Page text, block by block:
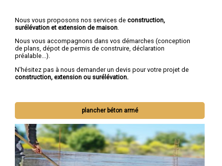
Nous vous proposons nos services de construction,
surélévation et extension de maison
Nous vous accompagnons dans vos démarches (conception
de plans, dépot de permis de construire, déclaration
préalable...).
N'hésitez pas à nous demander un devis pour votre projet de
construction, extension ou surélévation.
plancher béton armé